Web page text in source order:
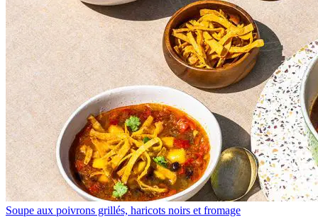
Soupe aux poivrons grillés, haricots noirs et fromage